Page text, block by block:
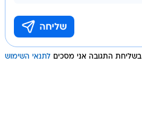
בשליחת התגובה אני מסכים לתנאי השימוש